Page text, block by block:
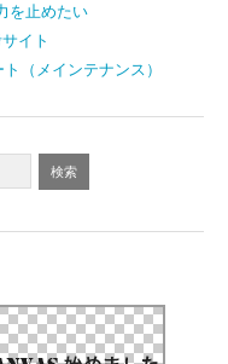
を止めたい
イト
（メインテナンス）